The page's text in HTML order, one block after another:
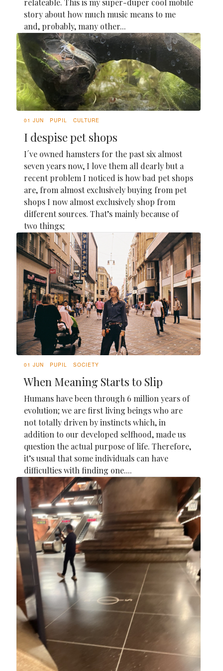
story about how much music means to me
and, probably, many other...
01 JUN PUPIL CULTURE
I despise pet shops
I´ve owned hamsters for the past six almost
seven years now, I love them all dearly but a
recent problem I noticed is how bad pet shops
are, from almost exclusively buying from pet
shops I now almost exclusively shop from
different sources. That’s mainly because of
two things;
01 JUN PUPIL SOCIETY
When Meaning Starts to Slip
Humans have been through 6 million years of
evolution; we are first living beings who are
not totally driven by instincts which, in
addition to our developed selfhood, made us
question the actual purpose of life. Therefore,
it’s usual that some individuals can have
difficulties with finding one....